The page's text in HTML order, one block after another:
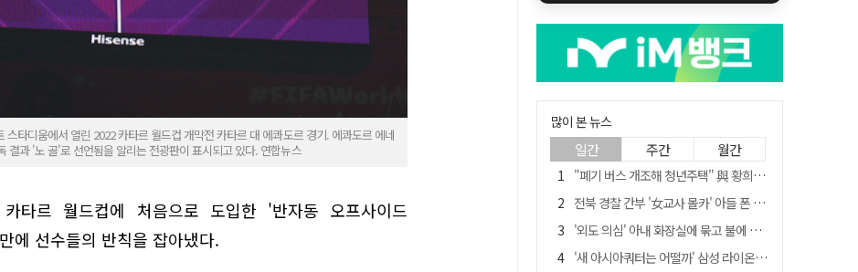
스타디움에서 열린 2022 카타르 월드컵 개막전 카타르 대 에콰도르 경기. 에콰도르 에네
결과 '노 골'로 선언됨을 알리는 전광판이 표시되고 있다. 연합뉴스
타르 월드컵에 처음으로 도입한 '반자동 오프사이드
에 선수들의 반칙을 잡아냈다.
많이 본 뉴스
일간 주간 월간
"폐기 버스 개조해 청년주택" 與 황희…'딸 학비는 年 4200만원'
전북 경찰 간부 '女교사 몰카' 아들 폰 부수고…"처벌 못하는 사안" 내부망에 글
'외도 의심' 아내 화장실에 묶고 불에 달군 공구로 고문…남편 검거
'새 아시아쿼터는 어떨까' 삼성 라이온즈, 새 얼굴 투수 미야모리 영입